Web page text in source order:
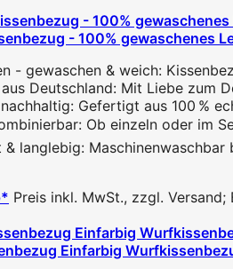
- 100% gewaschenes
- gewaschen & weich:
Deutschland: Mit Liebe zum
Gefertigt aus 100 %
Ob einzeln oder im
& langlebig:
Preis inkl. MwSt., zzgl.
Einfarbig